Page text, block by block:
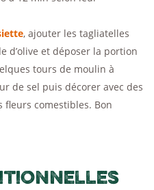
, ajouter les tagliatelles
d’olive et déposer la portion
tours de moulin à
de sel puis décorer avec des
fleurs comestibles. Bon